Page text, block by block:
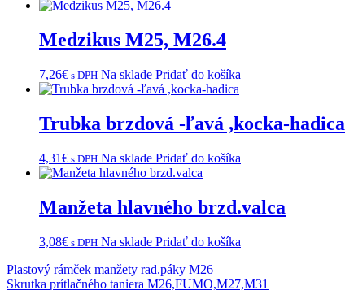
Medzikus M25, M26.4
7,26€ s DPH Na sklade Pridať do košíka
Trubka brzdová -ľavá ,kocka-hadica
4,31€ s DPH Na sklade Pridať do košíka
Manžeta hlavného brzd.valca
3,08€ s DPH Na sklade Pridať do košíka
Navigácia
Plastový rámček manžety rad.páky M26
Skrutka prítlačného taniera M26,FUMO,M27,M31